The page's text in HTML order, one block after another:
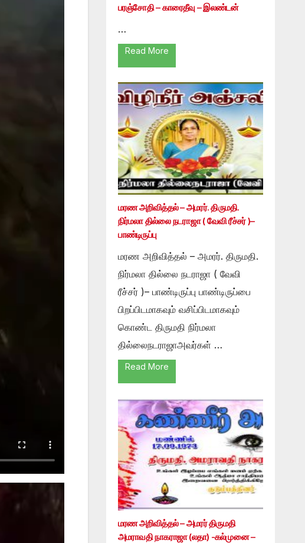
பரஞ்சோதி – காரைதீவு – இலண்டன்
…
Read More
மரண அறிவித்தல் – அமரர். திருமதி.
நிர்மலா தில்லை நடராஜா ( வேவி ரீச்சர் )–
பாண்டிருப்பு
மரண அறிவித்தல் – அமரர். திருமதி.
நிர்மலா தில்லை நடராஜா ( வேவி
ரீச்சர் )– பாண்டிருப்பு பாண்டிருப்பை
பிறப்பிடமாகவும் வசிப்பிடமாகவும்
கொண்ட திருமதி நிர்மலா
தில்லைநடராஜாஅவர்கள் …
Read More
மரண அறிவித்தல் – அமரர் திருமதி
அமராவதி நாகராஜா (லதா) -கல்முனை –